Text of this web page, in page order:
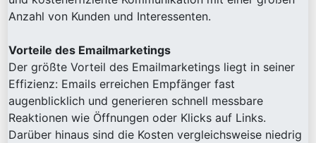
Anzahl von Kunden und Interessenten.
Vorteile des Emailmarketings
Der größte Vorteil des Emailmarketings liegt in seiner
Effizienz: Emails erreichen Empfänger fast
augenblicklich und generieren schnell messbare
Reaktionen wie Öffnungen oder Klicks auf Links.
Darüber hinaus sind die Kosten vergleichsweise niedrig